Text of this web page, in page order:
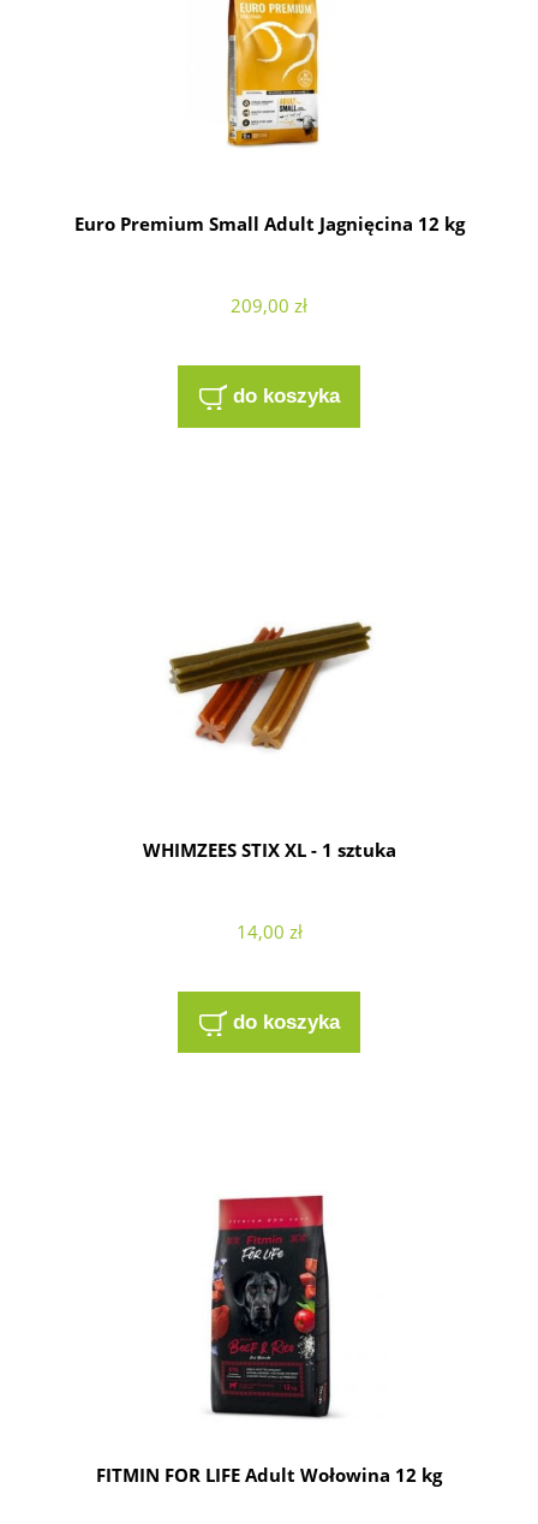
Euro Premium Small Adult Jagnięcina 12 kg
209,00 zł
do koszyka
WHIMZEES STIX XL - 1 sztuka
14,00 zł
do koszyka
FITMIN FOR LIFE Adult Wołowina 12 kg